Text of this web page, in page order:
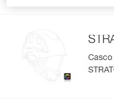
Casco